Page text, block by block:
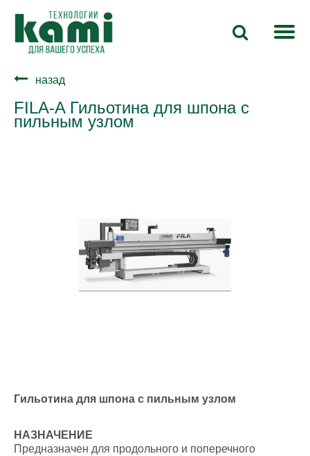
назад
FILA-A Гильотина для шпона с
пильным узлом
Гильотина для шпона с пильным узлом
НАЗНАЧЕНИЕ
Предназначен для продольного и поперечного